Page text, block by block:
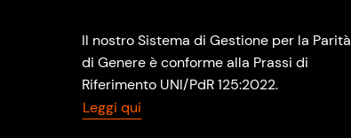
Il nostro Sistema di Gestione per la Parità
di Genere è conforme alla Prassi di
Riferimento UNI/PdR 125:2022.
Leggi qui